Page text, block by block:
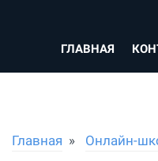
ГЛАВНАЯ
Главная Онлайн-